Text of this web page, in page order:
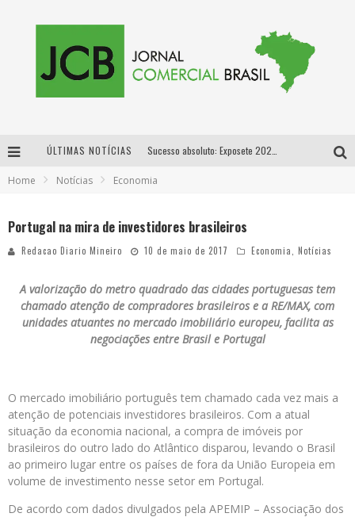
ÚLTIMAS NOTÍCIAS
Home Notícias Economia
Portugal na mira de investidores brasileiros
Redacao Diario Mineiro 10 de maio de 2017 Economia Notícias
A valorização do metro quadrado das cidades portuguesas tem
chamado atenção de compradores brasileiros e a RE/MAX, com
unidades atuantes no mercado imobiliário europeu, facilita as
negociações entre Brasil e Portugal
O mercado imobiliário português tem chamado cada vez mais a
atenção de potenciais investidores brasileiros. Com a atual
situação da economia nacional, a compra de imóveis por
brasileiros do outro lado do Atlântico disparou, levando o Brasil
ao primeiro lugar entre os países de fora da União Europeia em
volume de investimento nesse setor em Portugal.
De acordo com dados divulgados pela APEMIP – Associação dos